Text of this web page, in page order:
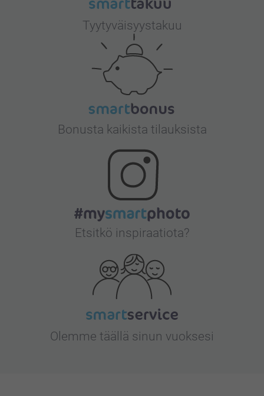
Tyytyväisyystakuu
Bonusta kaikista tilauksista
Etsitkö inspiraatiota?
Olemme täällä sinun vuoksesi